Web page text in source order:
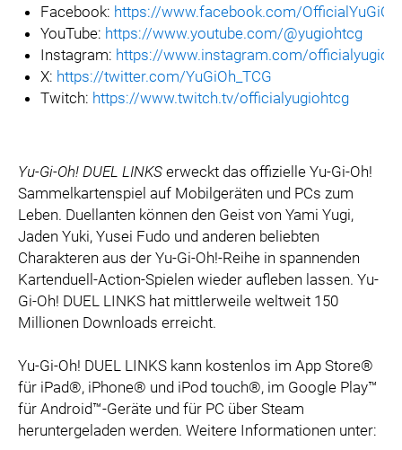
Facebook: https://www.facebook.com/
YouTube: https://www.youtube.com/@yugiohtcg
Instagram: https://www.instagram.com/
X: https://twitter.com/YuGiOh_TCG
Twitch: https://www.twitch.tv/officialyugiohtcg
Yu-Gi-Oh! DUEL LINKS erweckt das offizielle Yu-Gi-Oh!
Sammelkartenspiel auf Mobilgeräten und PCs zum
Leben. Duellanten können den Geist von Yami Yugi,
Jaden Yuki, Yusei Fudo und anderen beliebten
Charakteren aus der Yu-Gi-Oh!-Reihe in spannenden
Kartenduell-Action-Spielen wieder aufleben lassen. Yu-
Gi-Oh! DUEL LINKS hat mittlerweile weltweit 150
Millionen Downloads erreicht.
Yu-Gi-Oh! DUEL LINKS kann kostenlos im App Store®
für iPad®, iPhone® und iPod touch®, im Google Play™
für Android™-Geräte und für PC über Steam
heruntergeladen werden. Weitere Informationen unter: